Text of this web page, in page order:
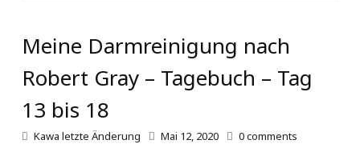
Meine Darmreinigung nach
Robert Gray – Tagebuch – Tag
13 bis 18
Kawa letzte Änderung Mai 12, 2020 0comments